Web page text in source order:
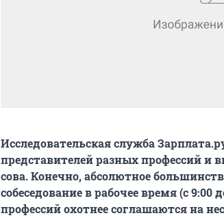
Исследовательская служба
представителей разных профессий и
сова. Конечно, абсолютное
собеседование в рабочее время (с
профессий охотнее соглашаются на